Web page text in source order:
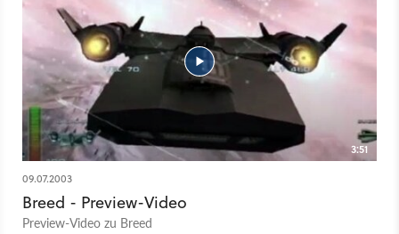
3:51
09.07.2003
Breed - Preview-Video
Preview-Video zu Breed